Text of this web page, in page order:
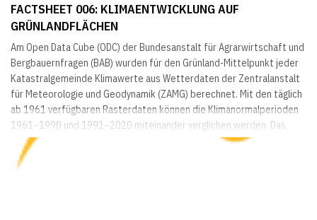
FACTSHEET 006: KLIMAENTWICKLUNG AUF
GRÜNLANDFLÄCHEN
Am Open Data Cube (ODC) der Bundesanstalt für Agrarwirtschaft und
Bergbauernfragen (BAB) wurden für den Grünland-Mittelpunkt jeder
Katastralgemeinde Klimawerte aus Wetterdaten der Zentralanstalt
für Meteorologie und Geodynamik (ZAMG) berechnet. Mit den täglich
ab 1961 verfügbaren Rasterdaten können die Klimanormalperioden
1961–1990 und 1991–2020 miteinander verglichen werden. Das
vorliegende Factsheet erläutert die Methodik und präsentiert als
Ergebnis die Veränderung einzelner...